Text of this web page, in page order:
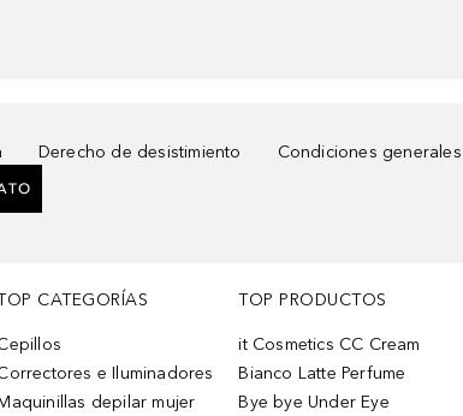
Derecho de desistimiento
Condiciones generales
CATEGORÍAS
e Iluminadores
depilar mujer
TOP PRODUCTOS
it Cosmetics CC Cream
Bianco Latte Perfume
Bye bye Under Eye